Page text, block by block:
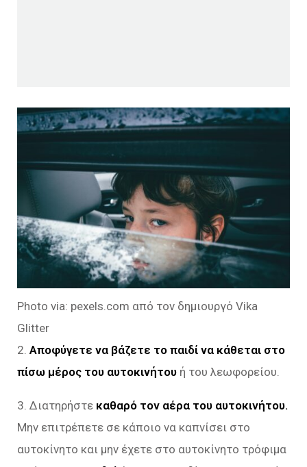
Photo via: pexels.com από τον δημιουργό Vika
Glitter
2. Αποφύγετε να βάζετε το παιδί να κάθεται στο
πίσω μέρος του αυτοκινήτου ή του λεωφορείου.
3. Διατηρήστε καθαρό τον αέρα του αυτοκινήτου.
Μην επιτρέπετε σε κάποιο να καπνίσει στο
αυτοκίνητο και μην έχετε στο αυτοκίνητο τρόφιμα